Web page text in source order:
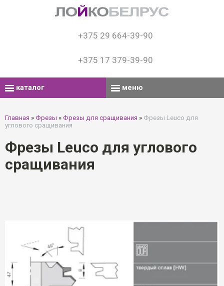
+375 29 664-39-90
+375 17 379-39-90
каталог меню
Главная » Фрезы » Фрезы для сращивания » Фрезы Leuco для
углового сращивания
Фрезы Leuco для углового
сращивания